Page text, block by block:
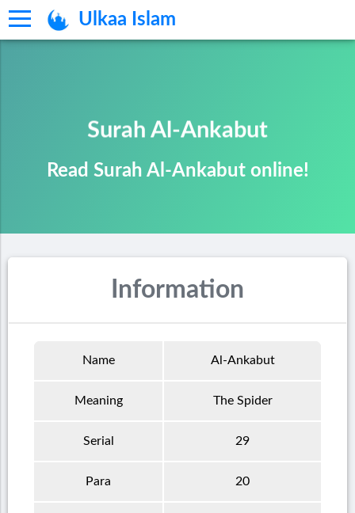
Ulkaa Islam
Surah Al-Ankabut
Read Surah Al-Ankabut online!
Information
Name Al-Ankabut
Meaning The Spider
Serial 29
Para 20